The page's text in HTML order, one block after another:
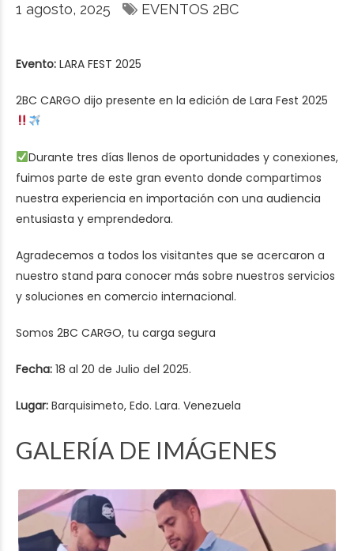
1 agosto, 2025 EVENTOS 2BC
Evento: LARA FEST 2025
2BC CARGO dijo presente en la edición de Lara Fest 2025
Durante tres días llenos de oportunidades y conexiones,
fuimos parte de este gran evento donde compartimos
nuestra experiencia en importación con una audiencia
entusiasta y emprendedora.
Agradecemos a todos los visitantes que se acercaron a
nuestro stand para conocer más sobre nuestros servicios
y soluciones en comercio internacional.
Somos 2BC CARGO, tu carga segura
Fecha: 18 al 20 de Julio del 2025.
Lugar: Barquisimeto, Edo. Lara. Venezuela
GALERÍA DE IMÁGENES